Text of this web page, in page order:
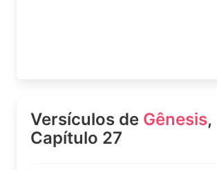
Versículos de Gênesis,
Capítulo 27